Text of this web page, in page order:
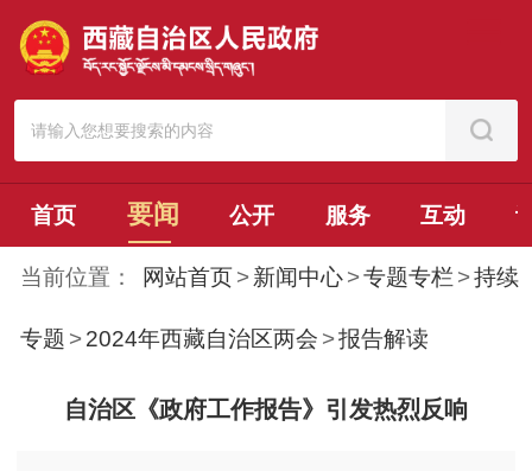
首页 要闻 公开 服务 互动
当前位置： 网站首页 > 新闻中心 >专题专栏 >持续
专题 > 2024年西藏自治区两会 >报告解读
自治区《政府工作报告》引发热烈反响